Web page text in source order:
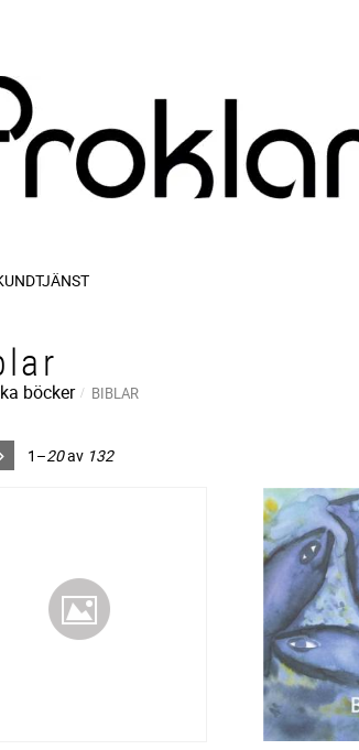
böcker BIBLAR
1–20av 132